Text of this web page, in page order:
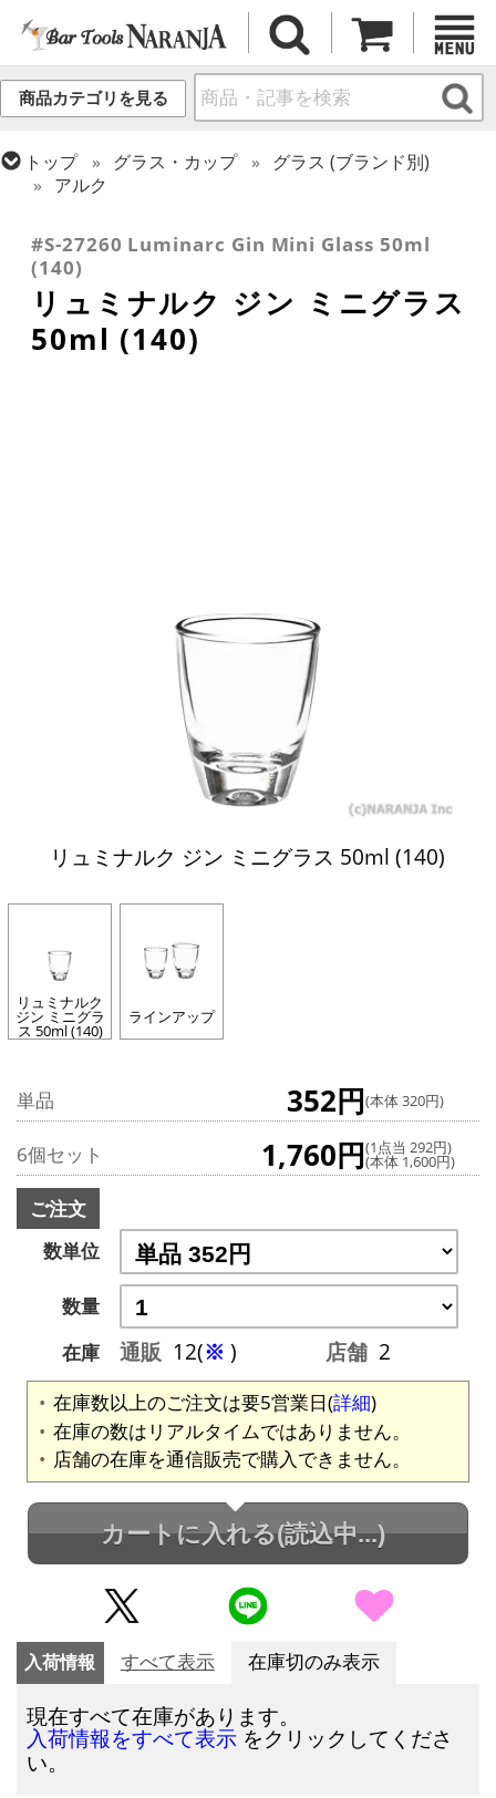
商品カテゴリを見る
トップ グラス・カップ
グラス (ブランド別)
アルク
ショットグラス
#S-27260 Luminarc Gin Mini Glass 50ml
(140)
リュミナルク ジン ミニグラス
50ml (140)
リュミナルク ジン ミニグラス 50ml (140)
リュミナルク
ジン ミニグラ
ス 50ml (140)
ラインアップ
単品 352円(本体 320円)
6個セット 1,760円(1点当 292円)
(本体 1,600円)
ご注文
数単位
数量
在庫
通販 12(※ ) 店舗 2
在庫数以上のご注文は要5営業日(詳細)
在庫の数はリアルタイムではありません。
店舗の在庫を通信販売で購入できません。
カートに入れる(読込中...)
入荷情報 すべて表示 在庫切のみ表示
現在すべて在庫があります。
入荷情報をすべて表示 をクリックしてくださ
い。